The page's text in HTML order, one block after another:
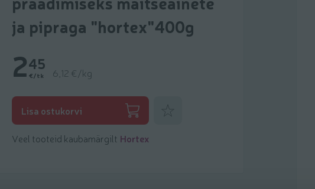
ja pipraga "hortex"400g
245
€/tk 6,12 €/kg
Lisa ostukorvi
Veel tooteid kaubamärgilt Hortex